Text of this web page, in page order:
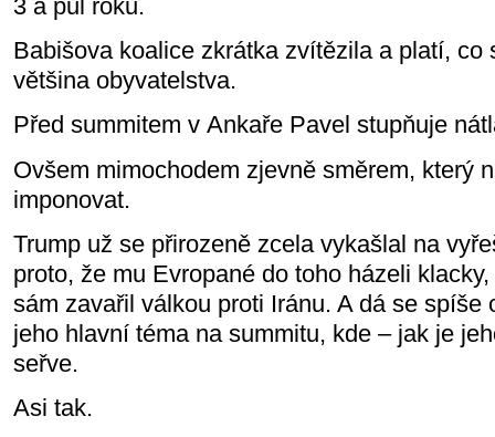
3 a půl roku.
Babišova koalice zkrátka zvítězila a platí, co
většina obyvatelstva.
Před summitem v Ankaře Pavel stupňuje
Ovšem mimochodem zjevně směrem, který
imponovat.
Trump už se přirozeně zcela vykašlal na
proto, že mu Evropané do toho házeli
sám zavařil válkou proti Iránu. A dá se spíše
jeho hlavní téma na summitu, kde – jak je
seřve.
Asi tak.